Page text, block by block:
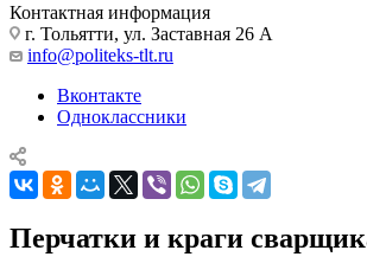
Контактная информация
г. Тольятти, ул. Заставная 26 А
info@politeks-tlt.ru
Вконтакте
Одноклассники
Перчатки и краги